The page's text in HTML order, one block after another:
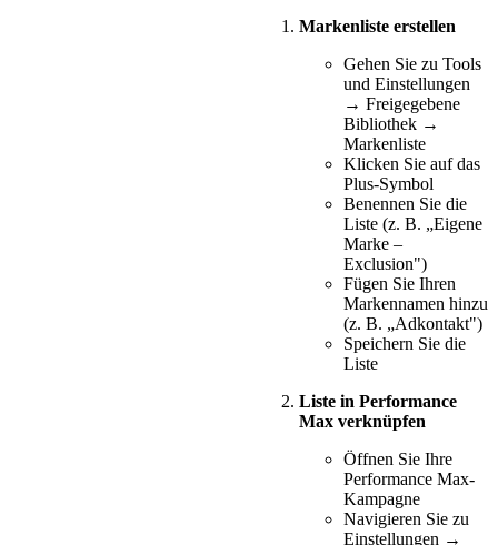
Markenliste erstellen
Gehen Sie zu Tools
und Einstellungen
→ Freigegebene
Bibliothek →
Markenliste
Klicken Sie auf das
Plus-Symbol
Benennen Sie die
Liste (z. B. „Eigene
Marke –
Exclusion")
Fügen Sie Ihren
Markennamen hinzu
(z. B. „Adkontakt")
Speichern Sie die
Liste
Liste in Performance
Max verknüpfen
Öffnen Sie Ihre
Performance Max-
Kampagne
Navigieren Sie zu
Einstellungen →